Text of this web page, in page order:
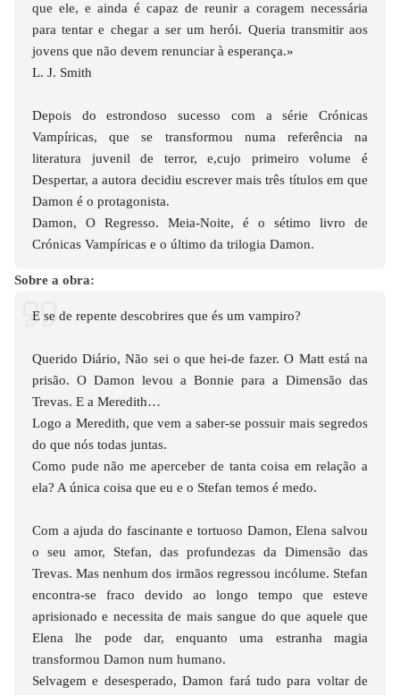
que ele, e ainda é capaz de reunir a coragem necessária
para tentar e chegar a ser um herói. Queria transmitir aos
jovens que não devem renunciar à esperança.»
L. J. Smith
Depois do estrondoso sucesso com a série Crónicas
Vampíricas, que se transformou numa referência na
literatura juvenil de terror, e,cujo primeiro volume é
Despertar, a autora decidiu escrever mais três títulos em que
Damon é o protagonista.
Damon, O Regresso. Meia-Noite, é o sétimo livro de
Crónicas Vampíricas e o último da trilogia Damon.
Sobre a obra:
E se de repente descobrires que és um vampiro?
Querido Diário, Não sei o que hei-de fazer. O Matt está na
prisão. O Damon levou a Bonnie para a Dimensão das
Trevas. E a Meredith…
Logo a Meredith, que vem a saber-se possuir mais segredos
do que nós todas juntas.
Como pude não me aperceber de tanta coisa em relação a
ela? A única coisa que eu e o Stefan temos é medo.
Com a ajuda do fascinante e tortuoso Damon, Elena salvou
o seu amor, Stefan, das profundezas da Dimensão das
Trevas. Mas nenhum dos irmãos regressou incólume. Stefan
encontra-se fraco devido ao longo tempo que esteve
aprisionado e necessita de mais sangue do que aquele que
Elena lhe pode dar, enquanto uma estranha magia
transformou Damon num humano.
Selvagem e desesperado, Damon fará tudo para voltar de